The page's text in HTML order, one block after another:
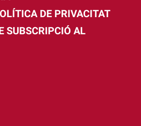
DE PRIVACITAT
SUBSCRIPCIÓ AL